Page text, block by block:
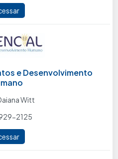
e Desenvolvimento
Witt
2125